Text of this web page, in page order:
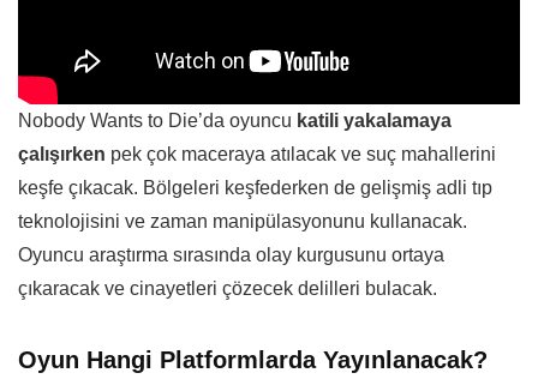
Nobody Wants to Die’da oyuncu katili yakalamaya
çalışırken pek çok maceraya atılacak ve suç mahallerini
keşfe çıkacak. Bölgeleri keşfederken de gelişmiş adli tıp
teknolojisini ve zaman manipülasyonunu kullanacak.
Oyuncu araştırma sırasında olay kurgusunu ortaya
çıkaracak ve cinayetleri çözecek delilleri bulacak.
Oyun Hangi Platformlarda Yayınlanacak?